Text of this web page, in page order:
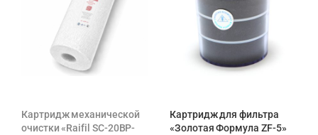
Картридж механической
очистки «Raifil SC-20BP-
Картридж для фильтра
«Золотая Формула ZF-5»